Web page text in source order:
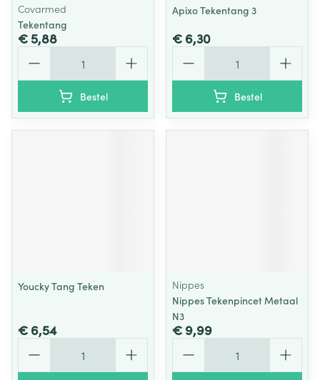
Covarmed
Tekentang
€ 5,88
Bestel
Apixo Tekentang 3
€ 6,30
Bestel
Youcky Tang Teken
€ 6,54
Nippes
Nippes Tekenpincet Metaal
N3
€ 9,99